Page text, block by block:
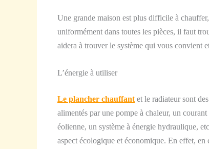
Une grande maison est plus difficile à
uniformément dans toutes les pièces, il faut
aidera à trouver le système qui vous convient
L’énergie à utiliser
Le plancher chauffant et le radiateur sont
alimentés par une pompe à chaleur, un
éolienne, un système à énergie hydraulique,
aspect écologique et économique. En effet,